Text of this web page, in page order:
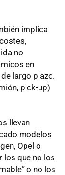
implica
no
en
largo plazo.
pick-up)
llevan
modelos
Opel o
los que no los
o no los